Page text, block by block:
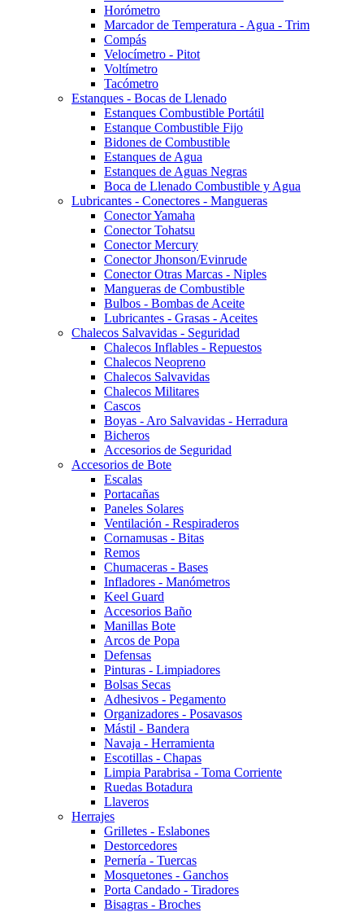
Horómetro
Marcador de Temperatura - Agua - Trim
Compás
Velocímetro - Pitot
Voltímetro
Tacómetro
Estanques - Bocas de Llenado
Estanques Combustible Portátil
Estanque Combustible Fijo
Bidones de Combustible
Estanques de Agua
Estanques de Aguas Negras
Boca de Llenado Combustible y Agua
Lubricantes - Conectores - Mangueras
Conector Yamaha
Conector Tohatsu
Conector Mercury
Conector Jhonson/Evinrude
Conector Otras Marcas - Niples
Mangueras de Combustible
Bulbos - Bombas de Aceite
Lubricantes - Grasas - Aceites
Chalecos Salvavidas - Seguridad
Chalecos Inflables - Repuestos
Chalecos Neopreno
Chalecos Salvavidas
Chalecos Militares
Cascos
Boyas - Aro Salvavidas - Herradura
Bicheros
Accesorios de Seguridad
Accesorios de Bote
Escalas
Portacañas
Paneles Solares
Ventilación - Respiraderos
Cornamusas - Bitas
Remos
Chumaceras - Bases
Infladores - Manómetros
Keel Guard
Accesorios Baño
Manillas Bote
Arcos de Popa
Defensas
Pinturas - Limpiadores
Bolsas Secas
Adhesivos - Pegamento
Organizadores - Posavasos
Mástil - Bandera
Navaja - Herramienta
Escotillas - Chapas
Limpia Parabrisa - Toma Corriente
Ruedas Botadura
Llaveros
Herrajes
Grilletes - Eslabones
Destorcedores
Pernería - Tuercas
Mosquetones - Ganchos
Porta Candado - Tiradores
Bisagras - Broches